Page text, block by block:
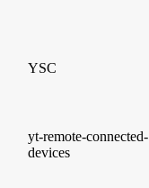
YSC
yt-remote-connected-
devices